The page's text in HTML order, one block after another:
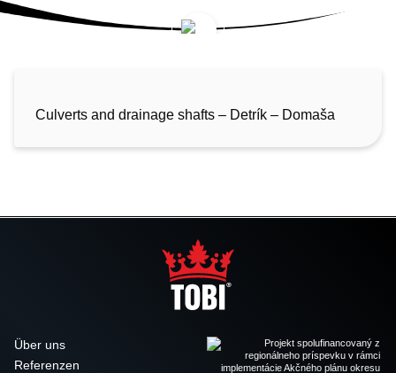
Culverts and drainage shafts – Detrík – Domaša
Über uns
Referenzen